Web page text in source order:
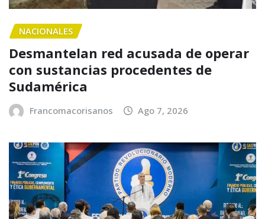
NACIONALES
Desmantelan red acusada de operar
con sustancias procedentes de
Sudamérica
Francomacorisanos Ago 7, 2026